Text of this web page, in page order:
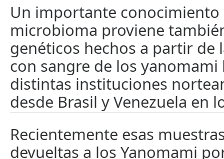
Un importante conocimiento
microbioma proviene
genéticos hechos a partir de
con sangre de los yanomami
distintas instituciones
desde Brasil y Venezuela en
Recientemente esas
devueltas a los Yanomami